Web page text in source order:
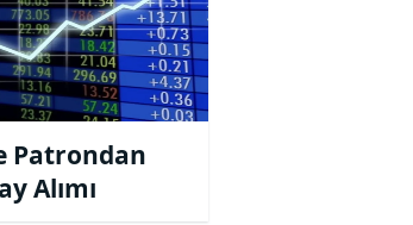
Patrondan
Alımı